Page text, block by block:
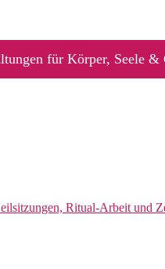
für Körper, Seele &
Ritual-Arbeit